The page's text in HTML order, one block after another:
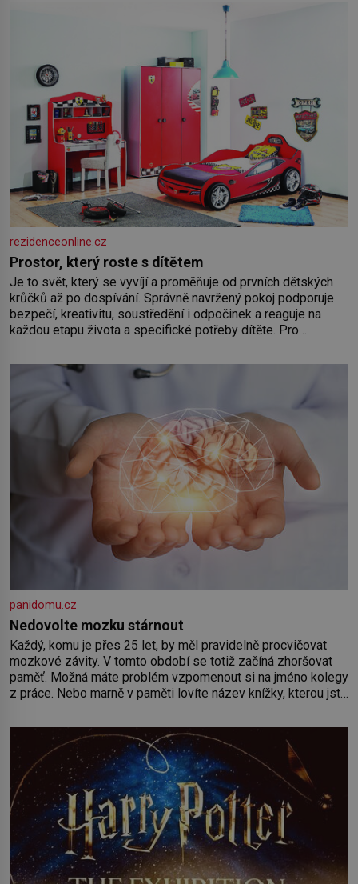
rezidenceonline.cz
Prostor, který roste s dítětem
Je to svět, který se vyvíjí a proměňuje od prvních dětských
krůčků až po dospívání. Správně navržený pokoj podporuje
bezpečí, kreativitu, soustředění i odpočinek a reaguje na
každou etapu života a specifické potřeby dítěte. Pro
by pokoj miminka měl působit především klidně a útulně.
Předškolní věk je
panidomu.cz
Nedovolte mozku stárnout
Každý, komu je přes 25 let, by měl pravidelně procvičovat
mozkové závity. V tomto období se totiž začíná zhoršovat
paměť. Možná máte problém vzpomenout si na jméno kolegy
z práce. Nebo marně v paměti lovíte název knížky, kterou jste
paměť rozhodla stávkovat. Cvičte